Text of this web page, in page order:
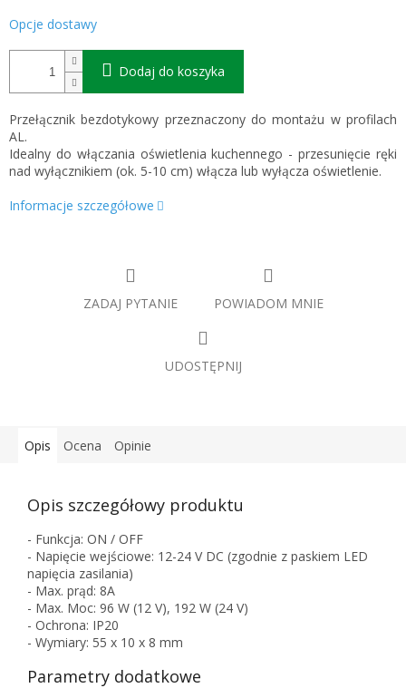
Opcje dostawy
Dodaj do koszyka
Przełącznik bezdotykowy przeznaczony do montażu w profilach
AL.
Idealny do włączania oświetlenia kuchennego - przesunięcie ręki
nad wyłącznikiem (ok. 5-10 cm) włącza lub wyłącza oświetlenie.
Informacje szczegółowe
ZADAJ PYTANIE POWIADOM MNIE
UDOSTĘPNIJ
Opis Ocena Opinie
Opis szczegółowy produktu
- Funkcja: ON / OFF
- Napięcie wejściowe: 12-24 V DC (zgodnie z paskiem LED
napięcia zasilania)
- Max. prąd: 8A
- Max. Moc: 96 W (12 V), 192 W (24 V)
- Ochrona: IP20
- Wymiary: 55 x 10 x 8 mm
Parametry dodatkowe